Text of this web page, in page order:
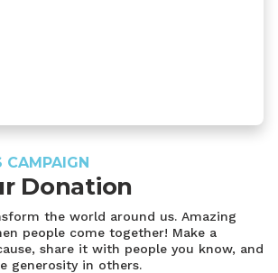
CAMPAIGN
Donation
the world around us. Amazing
people come together! Make a
share it with people you know, and
generosity in others.